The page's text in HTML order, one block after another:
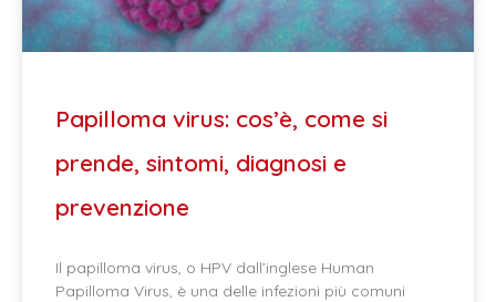
Papilloma virus: cos’è, come si
prende, sintomi, diagnosi e
prevenzione
Il papilloma virus, o HPV dall’inglese Human
Papilloma Virus, è una delle infezioni più comuni